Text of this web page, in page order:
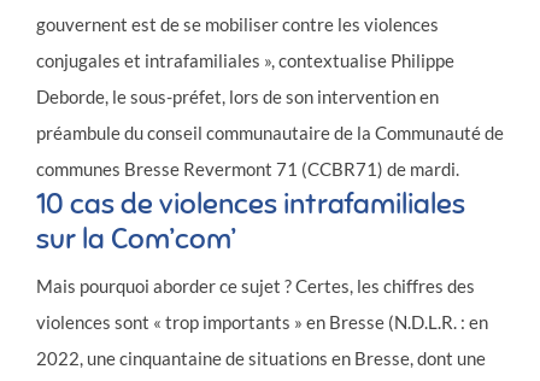
gouvernent est de se mobiliser contre les violences
conjugales et intrafamiliales », contextualise Philippe
Deborde, le sous-préfet, lors de son intervention en
préambule du conseil communautaire de la Communauté de
communes Bresse Revermont 71 (CCBR71) de mardi.
10 cas de violences intrafamiliales
sur la Com’com’
Mais pourquoi aborder ce sujet ? Certes, les chiffres des
violences sont « trop importants » en Bresse (N.D.L.R. : en
2022, une cinquantaine de situations en Bresse, dont une